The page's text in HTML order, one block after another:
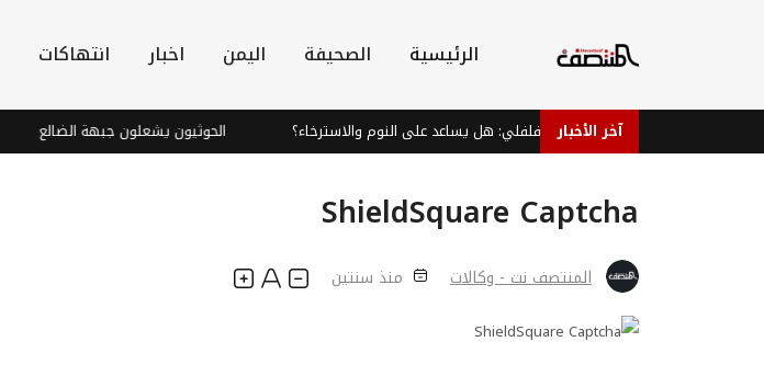
الرئيسية الصحيفة اليمن اخبار انتهاكات
آخر الأخبار
شاي النعناع الفلفلي: هل يساعد على النوم والاسترخاء؟ الحوثيون يشعلون جبهة الضالع
ShieldSquare Captcha
المنتصف نت - وكالات منذ سنتين